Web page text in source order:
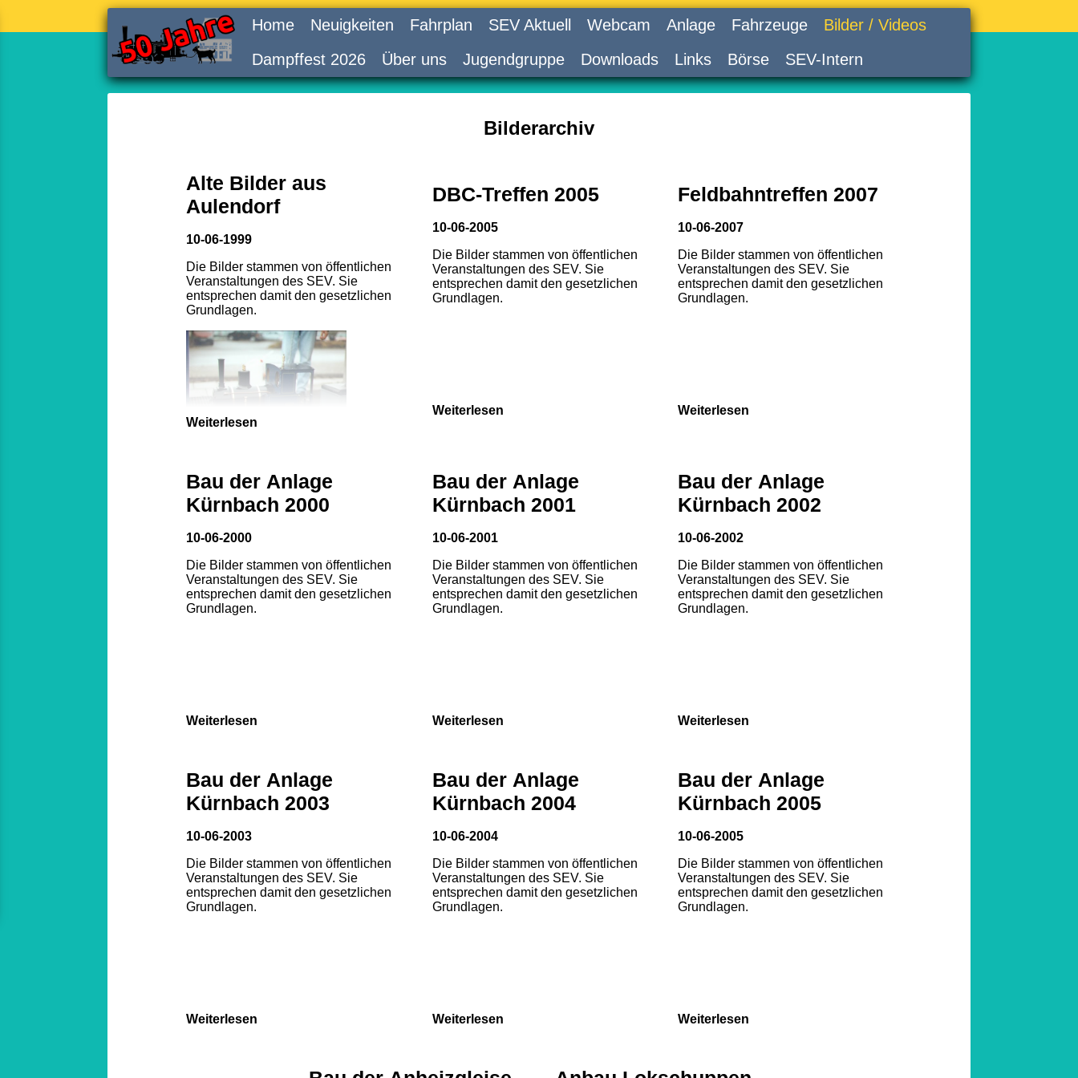
Home Neuigkeiten Fahrplan SEV Aktuell Webcam Anlage Fahrzeuge
Bilder / Videos
Dampffest 2026
Über uns Jugendgruppe Downloads Links Börse SEV-Intern
Bilderarchiv
Alte Bilder aus
Aulendorf
10-06-1999
Die Bilder stammen von öffentlichen
Veranstaltungen des SEV. Sie
entsprechen damit den gesetzlichen
Grundlagen.
Weiterlesen
DBC-Treffen 2005
10-06-2005
Die Bilder stammen von öffentlichen
Veranstaltungen des SEV. Sie
entsprechen damit den gesetzlichen
Grundlagen.
Weiterlesen
Feldbahntreffen 2007
10-06-2007
Die Bilder stammen von öffentlichen
Veranstaltungen des SEV. Sie
entsprechen damit den gesetzlichen
Grundlagen.
Weiterlesen
Bau der Anlage
Kürnbach 2000
10-06-2000
Die Bilder stammen von öffentlichen
Veranstaltungen des SEV. Sie
entsprechen damit den gesetzlichen
Grundlagen.
Weiterlesen
Bau der Anlage
Kürnbach 2001
10-06-2001
Die Bilder stammen von öffentlichen
Veranstaltungen des SEV. Sie
entsprechen damit den gesetzlichen
Grundlagen.
Weiterlesen
Bau der Anlage
Kürnbach 2002
10-06-2002
Die Bilder stammen von öffentlichen
Veranstaltungen des SEV. Sie
entsprechen damit den gesetzlichen
Grundlagen.
Weiterlesen
Bau der Anlage
Kürnbach 2003
10-06-2003
Die Bilder stammen von öffentlichen
Veranstaltungen des SEV. Sie
entsprechen damit den gesetzlichen
Grundlagen.
Weiterlesen
Bau der Anlage
Kürnbach 2004
10-06-2004
Die Bilder stammen von öffentlichen
Veranstaltungen des SEV. Sie
entsprechen damit den gesetzlichen
Grundlagen.
Weiterlesen
Bau der Anlage
Kürnbach 2005
10-06-2005
Die Bilder stammen von öffentlichen
Veranstaltungen des SEV. Sie
entsprechen damit den gesetzlichen
Grundlagen.
Weiterlesen